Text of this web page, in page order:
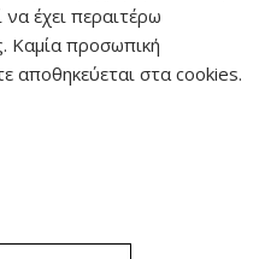
έχει περαιτέρω
Καμία προσωπική
αποθηκεύεται στα cookies.